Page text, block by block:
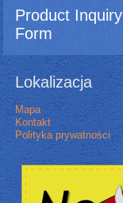
Product Inquiry
Form
Lokalizacja
Mapa
Kontakt
Polityka prywatności